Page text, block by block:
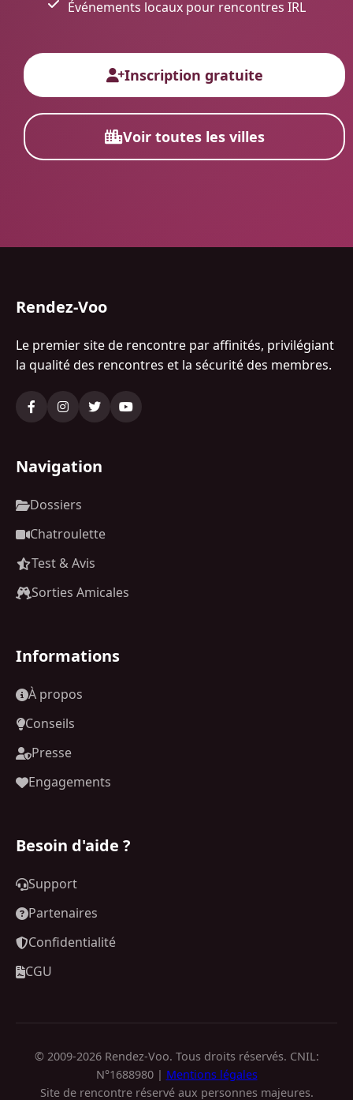
Événements locaux pour rencontres IRL
Inscription gratuite
Voir toutes les villes
Rendez-Voo
Le premier site de rencontre par affinités, privilégiant
la qualité des rencontres et la sécurité des membres.
Navigation
Dossiers
Chatroulette
Test & Avis
Sorties Amicales
Informations
À propos
Conseils
Presse
Engagements
Besoin d'aide ?
Support
Partenaires
Confidentialité
CGU
© 2009-2026 Rendez-Voo. Tous droits réservés. CNIL:
N°1688980 | Mentions légales
Site de rencontre réservé aux personnes majeures.